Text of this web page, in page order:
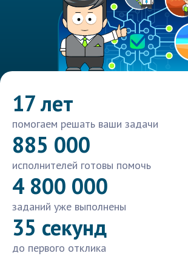
17 лет
помогаем решать ваши задачи
885 000
исполнителей готовы помочь
4 800 000
заданий уже выполнены
35 секунд
до первого отклика